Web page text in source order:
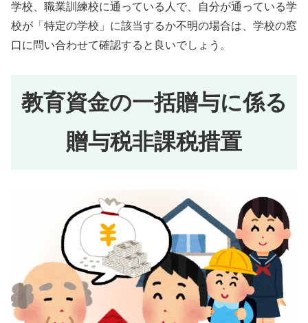
学校、職業訓練校に通っている人で、自分が通っている学
校が「特定の学校」に該当するか不明の場合は、学校の窓
口に問い合わせて確認すると良いでしょう。
教育資金の一括贈与に係る
贈与税非課税措置